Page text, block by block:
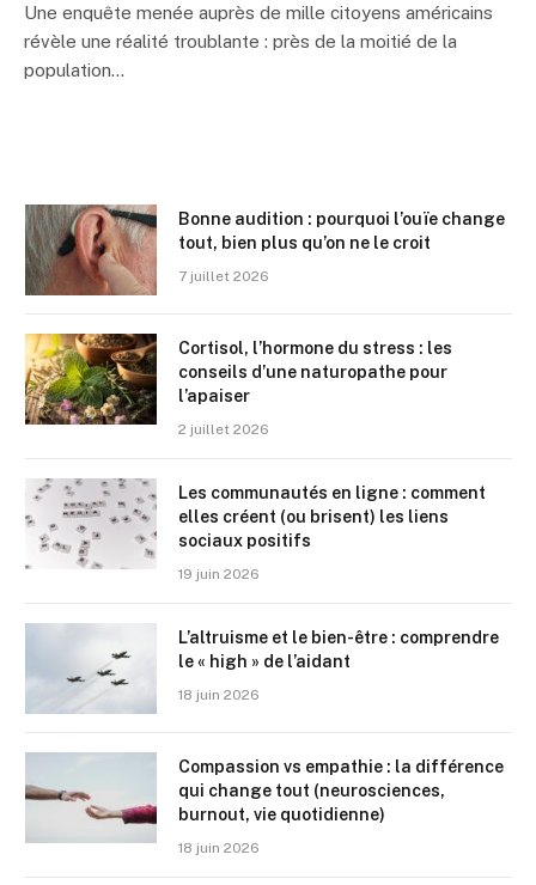
Une enquête menée auprès de mille citoyens américains
révèle une réalité troublante : près de la moitié de la
population…
Bonne audition : pourquoi l’ouïe change
tout, bien plus qu’on ne le croit
7 juillet 2026
Cortisol, l’hormone du stress : les
conseils d’une naturopathe pour
l’apaiser
2 juillet 2026
Les communautés en ligne : comment
elles créent (ou brisent) les liens
sociaux positifs
19 juin 2026
L’altruisme et le bien-être : comprendre
le « high » de l’aidant
18 juin 2026
Compassion vs empathie : la différence
qui change tout (neurosciences,
burnout, vie quotidienne)
18 juin 2026